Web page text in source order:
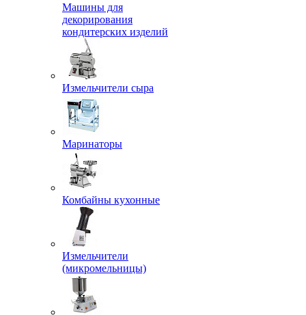
Машины для
декорирования
кондитерских изделий
Измельчители сыра
Маринаторы
Комбайны кухонные
Измельчители
(микромельницы)